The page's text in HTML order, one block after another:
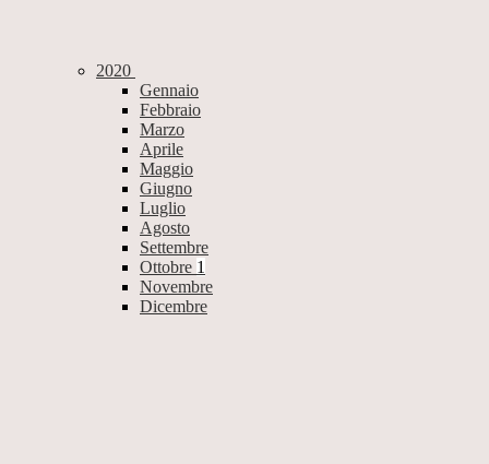
2020
Gennaio
Febbraio
Marzo
Aprile
Maggio
Giugno
Luglio
Agosto
Settembre
Ottobre 1
Novembre
Dicembre